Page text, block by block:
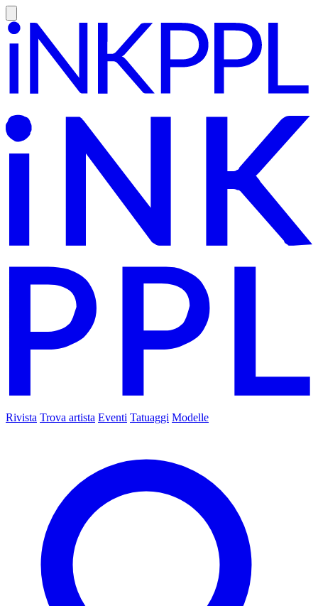
Rivista Trova artista Eventi Tatuaggi Modelle